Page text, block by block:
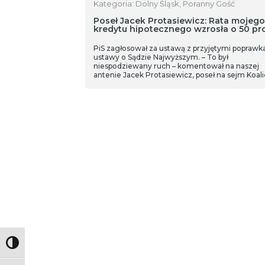
Toggle High Contrast
Kategoria: Dolny Śląsk, Poranny Gość
Poseł Jacek Protasiewicz: Rata mojego
kredytu hipotecznego wzrosła o 50
PiS zagłosował za ustawą z przyjętymi
ustawy o Sądzie Najwyższym. – To był
niespodziewany ruch – komentował na naszej
antenie Jacek Protasiewicz, poseł na sejm